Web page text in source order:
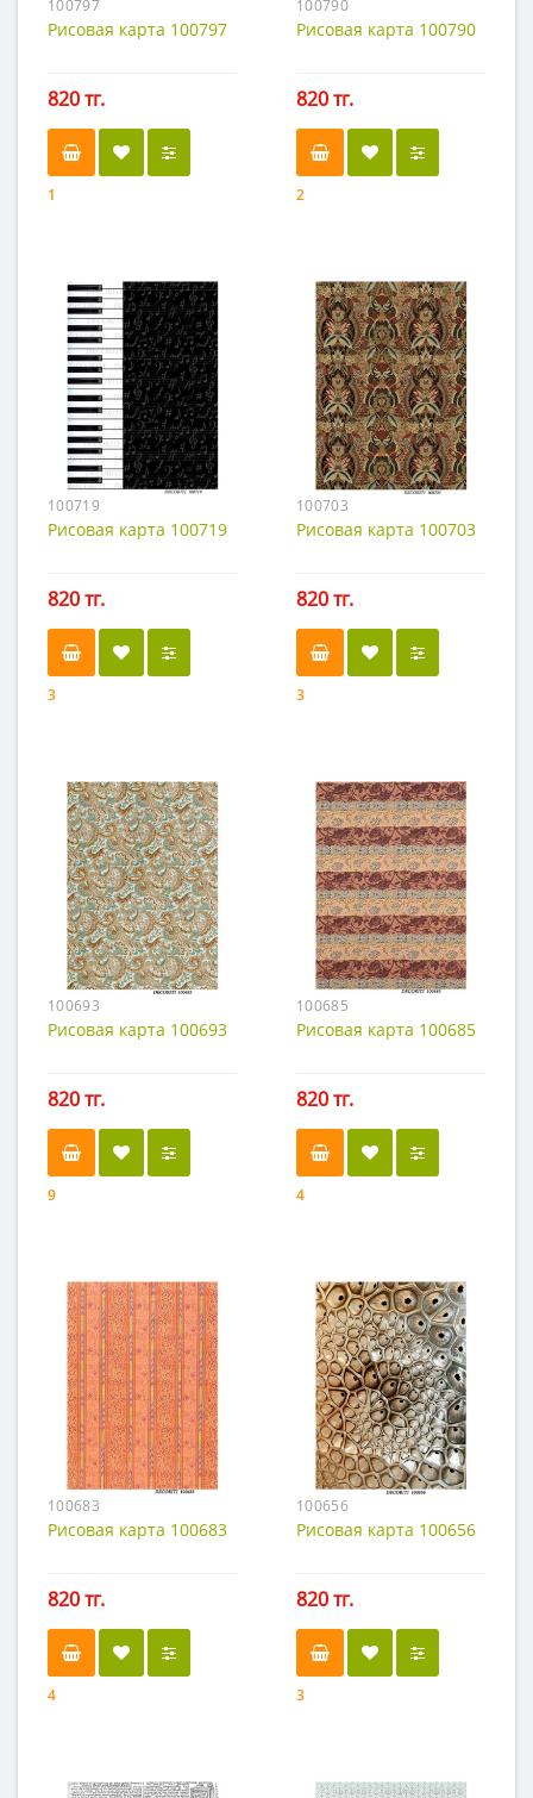
100797
Рисовая карта 100797
820 тг.
1
100790
Рисовая карта 100790
820 тг.
2
100719
Рисовая карта 100719
820 тг.
3
100703
Рисовая карта 100703
820 тг.
3
100693
Рисовая карта 100693
820 тг.
9
100685
Рисовая карта 100685
820 тг.
4
100683
Рисовая карта 100683
820 тг.
4
100656
Рисовая карта 100656
820 тг.
3